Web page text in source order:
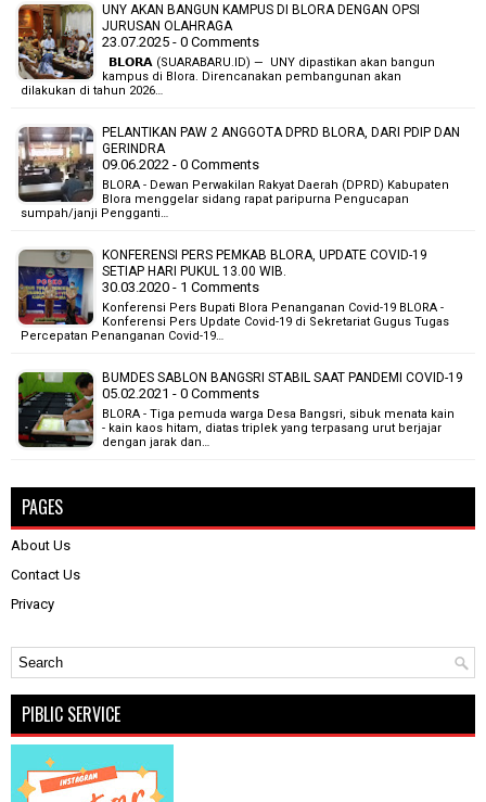
UNY AKAN BANGUN KAMPUS DI BLORA DENGAN OPSI
JURUSAN OLAHRAGA
23.07.2025 - 0 Comments
𝗕𝗟𝗢𝗥𝗔 (SUARABARU.ID) — UNY dipastikan akan bangun
kampus di Blora. Direncanakan pembangunan akan
dilakukan di tahun 2026…
PELANTIKAN PAW 2 ANGGOTA DPRD BLORA, DARI PDIP DAN
GERINDRA
09.06.2022 - 0 Comments
BLORA - Dewan Perwakilan Rakyat Daerah (DPRD) Kabupaten
Blora menggelar sidang rapat paripurna Pengucapan
sumpah/janji Pengganti…
KONFERENSI PERS PEMKAB BLORA, UPDATE COVID-19
SETIAP HARI PUKUL 13.00 WIB.
30.03.2020 - 1 Comments
Konferensi Pers Bupati Blora Penanganan Covid-19 BLORA -
Konferensi Pers Update Covid-19 di Sekretariat Gugus Tugas
Percepatan Penanganan Covid-19…
BUMDES SABLON BANGSRI STABIL SAAT PANDEMI COVID-19
05.02.2021 - 0 Comments
BLORA - Tiga pemuda warga Desa Bangsri, sibuk menata kain
- kain kaos hitam, diatas triplek yang terpasang urut berjajar
dengan jarak dan…
PAGES
About Us
Contact Us
Privacy
PIBLIC SERVICE